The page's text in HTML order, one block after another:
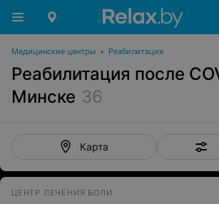
Медицинские центры • Реабилитация
Реабилитация после
Минске 36
Карта
ЦЕНТР ЛЕЧЕНИЯ БОЛИ